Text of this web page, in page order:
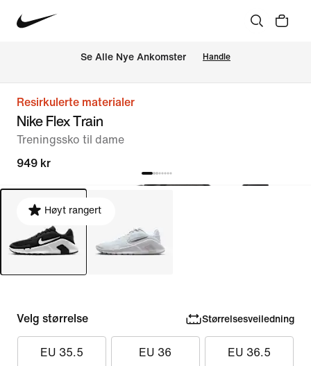
Se Alle Nye Ankomster Handle
Resirkulerte materialer
Nike Flex Train
Treningssko til dame
949 kr
Høyt rangert
Velg størrelse Størrelsesveiledning
EU 35.5 EU 36 EU 36.5